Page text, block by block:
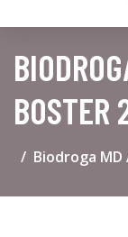
BOSTER
Biodroga